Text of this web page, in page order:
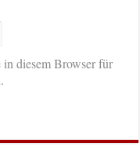
diesem Browser für